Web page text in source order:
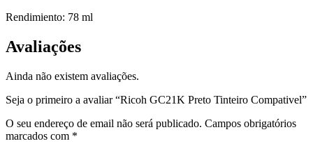
Rendimiento: 78 ml
Avaliações
Ainda não existem avaliações.
Seja o primeiro a avaliar “Ricoh GC21K Preto Tinteiro Compativel”
O seu endereço de email não será publicado. Campos obrigatórios
marcados com *